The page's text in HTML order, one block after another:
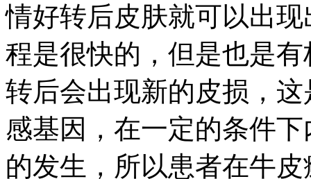
情好转后皮肤就可以出
程是很快的，但是也是
转后会出现新的皮损，
感基因，在一定的条件
的发生，所以患者在牛